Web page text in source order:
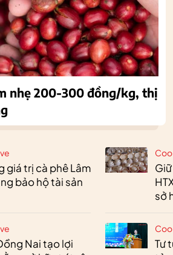
giá trị cà phê Lâm
bảo hộ tài sản
Nai tạo lợi
sở
Tư
nhẹ 200-300 đồng/kg, thị